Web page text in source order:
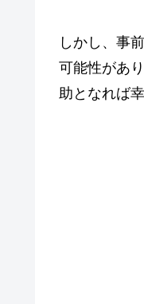
しかし、事
可能性があ
助となれば